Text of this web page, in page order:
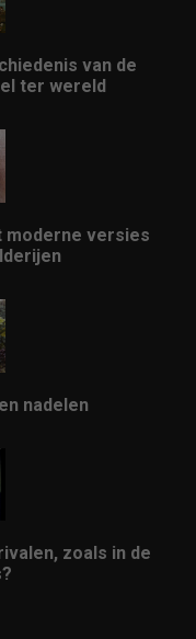
van de
ter wereld
moderne versies
nadelen
zoals in de